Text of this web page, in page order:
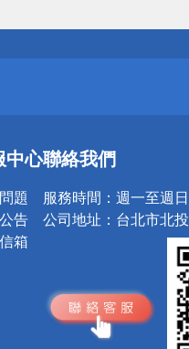
心！
心！
中心
題
告
箱
聯絡我們
服務時間： 週一至週
公司地址： 台北市北